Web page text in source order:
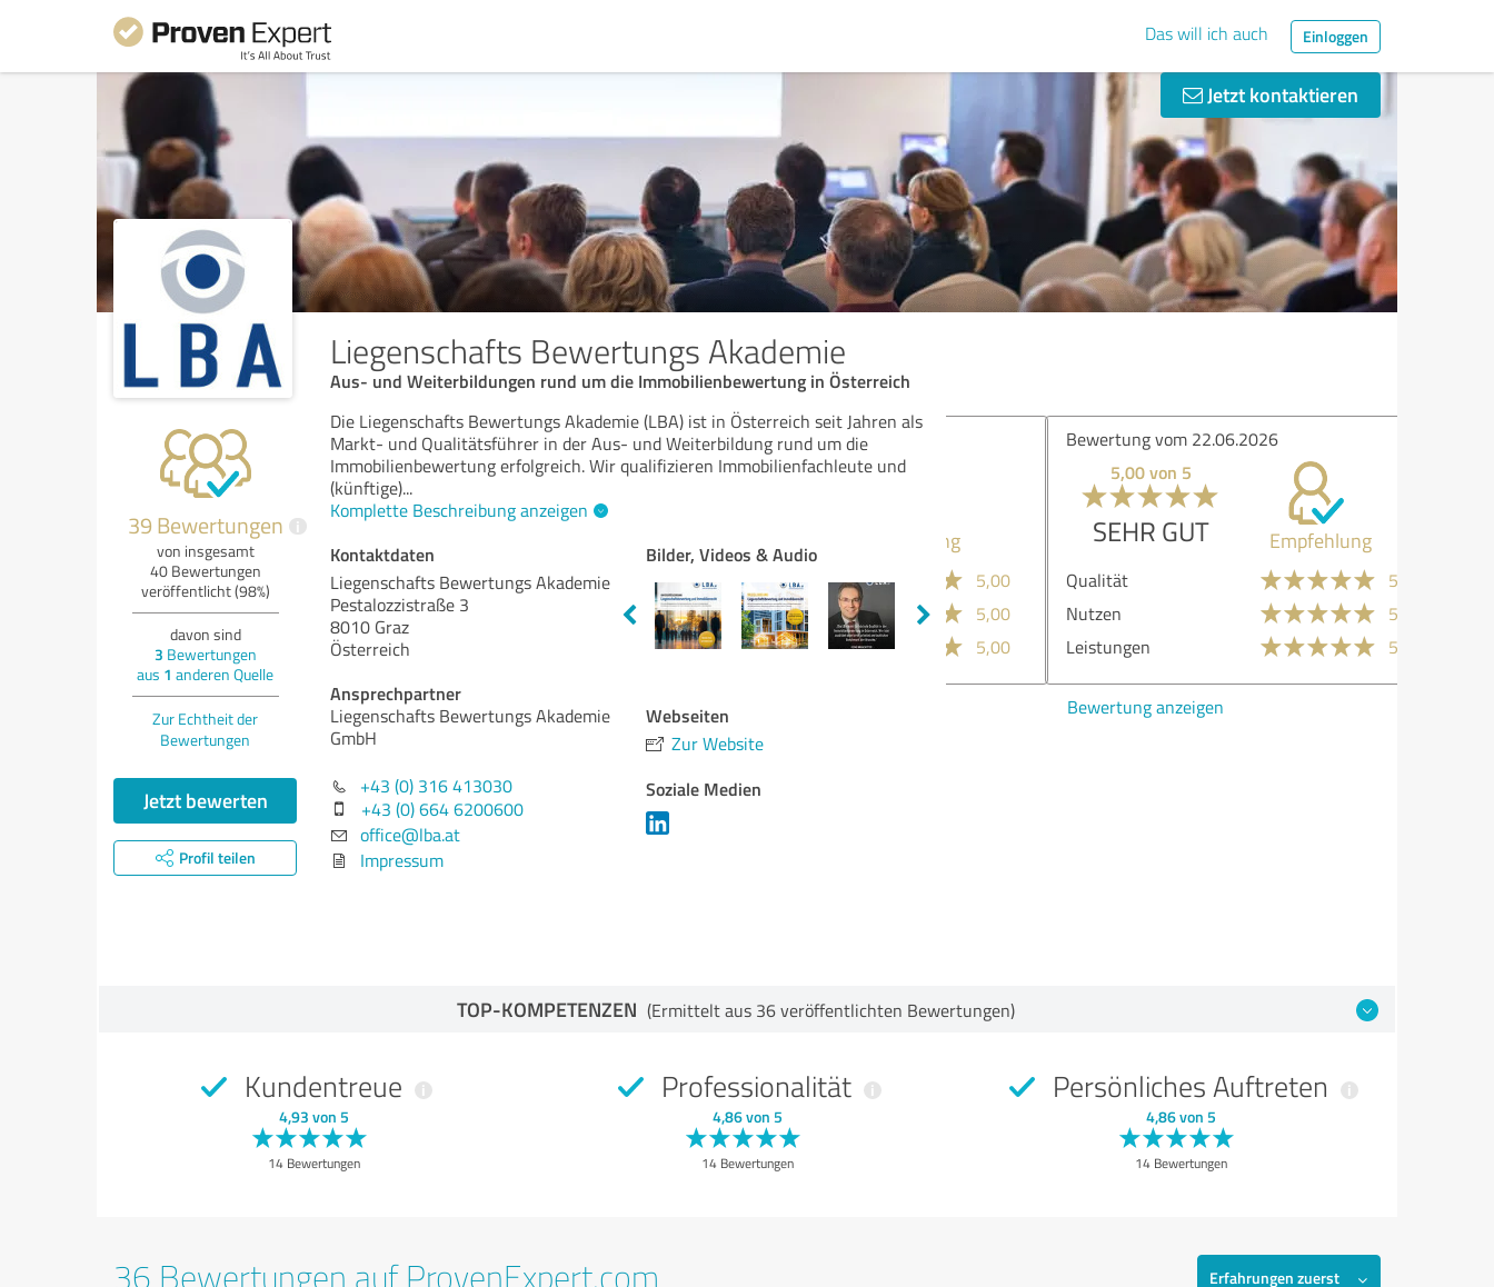
Das will ich auch Einloggen
Jetzt kontaktieren
Liegenschafts Bewertungs Akademie
Aus- und Weiterbildungen rund um die Immobilienbewertung in Österreich
39 Bewertungen i
von insgesamt
40 Bewertungen
veröffentlicht (98%)
davon sind
3 Bewertungen
aus 1 anderen Quelle
Zur Echtheit der
Bewertungen
Jetzt bewerten
Profil teilen
Die Liegenschafts Bewertungs Akademie (LBA) ist in Österreich seit Jahren als
Markt- und Qualitätsführer in der Aus- und Weiterbildung rund um die
Immobilienbewertung erfolgreich. Wir qualifizieren Immobilienfachleute und
(künftige)...
Komplette Beschreibung anzeigen
Kontaktdaten
Liegenschafts Bewertungs Akademie
Pestalozzistraße 3
8010 Graz
Österreich
Ansprechpartner
Liegenschafts Bewertungs Akademie
GmbH
+43 (0) 316 413030
+43 (0) 664 6200600
office@lba.at
Impressum
Bilder, Videos & Audio
Webseiten
Zur Website
Soziale Medien
Bewertung vom 22.06.2026
SEHR GUT Empfehlung
Qualität
5,00
Nutzen
5,00
Leistungen
5,00
Bewertung anzeigen
TOP-KOMPETENZEN (Ermittelt aus 36 veröffentlichten Bewertungen)
Kundentreue
4,93 von 5
14 Bewertungen
Professionalität
4,86 von 5
14 Bewertungen
Persönliches Auftreten
4,86 von 5
14 Bewertungen
36 Bewertungen auf ProvenExpert.com Erfahrungen zuerst